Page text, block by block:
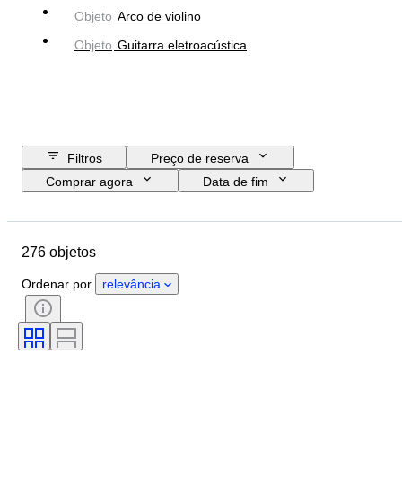
Objeto Arco de violino
Objeto Guitarra eletroacústica
Filtros
Preço de reserva
Comprar agora
Data de fim
País de origem
Extras
Estilo
Era
Testado e a funcionar.
276 objetos
Ordenar por relevância